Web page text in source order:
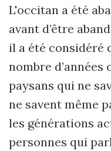
L'occitan a été
avant d’être
il a été considéré
nombre d’années
paysans qui ne
ne savent même
les générations
personnes qui